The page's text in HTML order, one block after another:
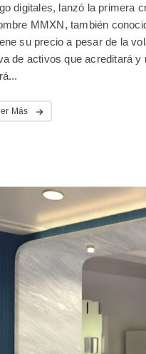
digitales, lanzó la primera
MMXN, también
su precio a pesar de la
de activos que acreditará
Más